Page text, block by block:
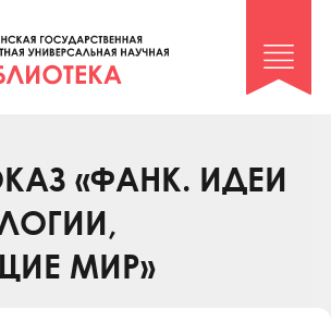
и сельдерей»
архив»
«ФАНК. ИДЕИ
МИР»